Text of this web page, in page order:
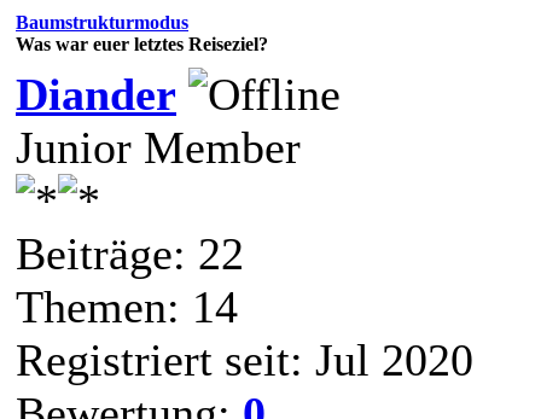
Baumstrukturmodus
Was war euer letztes Reiseziel?
Diander
Junior Member
Beiträge: 22
Themen: 14
Registriert seit: Jul 2020